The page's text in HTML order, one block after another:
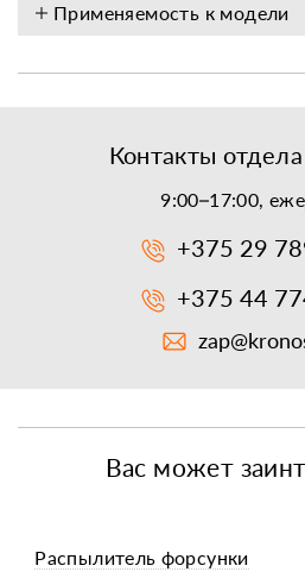
Применяемость к модели
Контакты
9:00–17:00,
+375 29
+375 44
Вас может
Распылитель форсунки